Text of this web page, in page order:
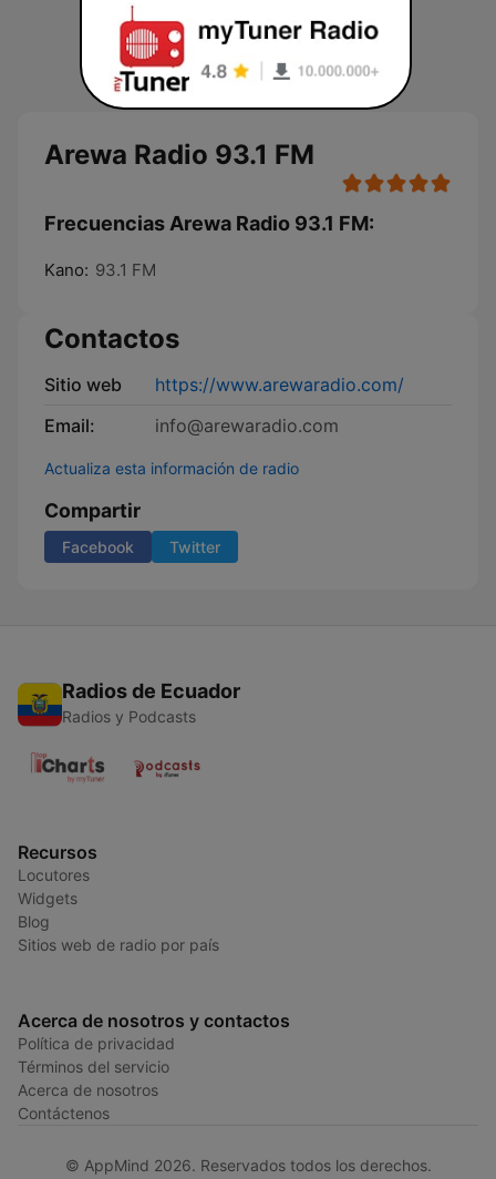
Arewa Radio 93.1 FM
Frecuencias Arewa Radio 93.1 FM:
Kano: 93.1 FM
Contactos
Sitio web
https://www.arewaradio.com/
Email:
info@arewaradio.com
Actualiza esta información de radio
Compartir
Facebook Twitter
Radios de Ecuador
Radios y Podcasts
Recursos
Locutores
Widgets
Blog
Sitios web de radio por país
Acerca de nosotros y contactos
Política de privacidad
Términos del servicio
Acerca de nosotros
Contáctenos
© AppMind 2026. Reservados todos los derechos.